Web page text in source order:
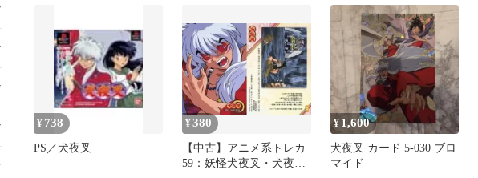
ト
¥ 738
PS／犬夜叉
¥380
【中古】アニメ系トレカ
59：妖怪犬夜叉・犬夜
¥ 1,600
犬夜叉 カード 5-030 ブロ
マイド